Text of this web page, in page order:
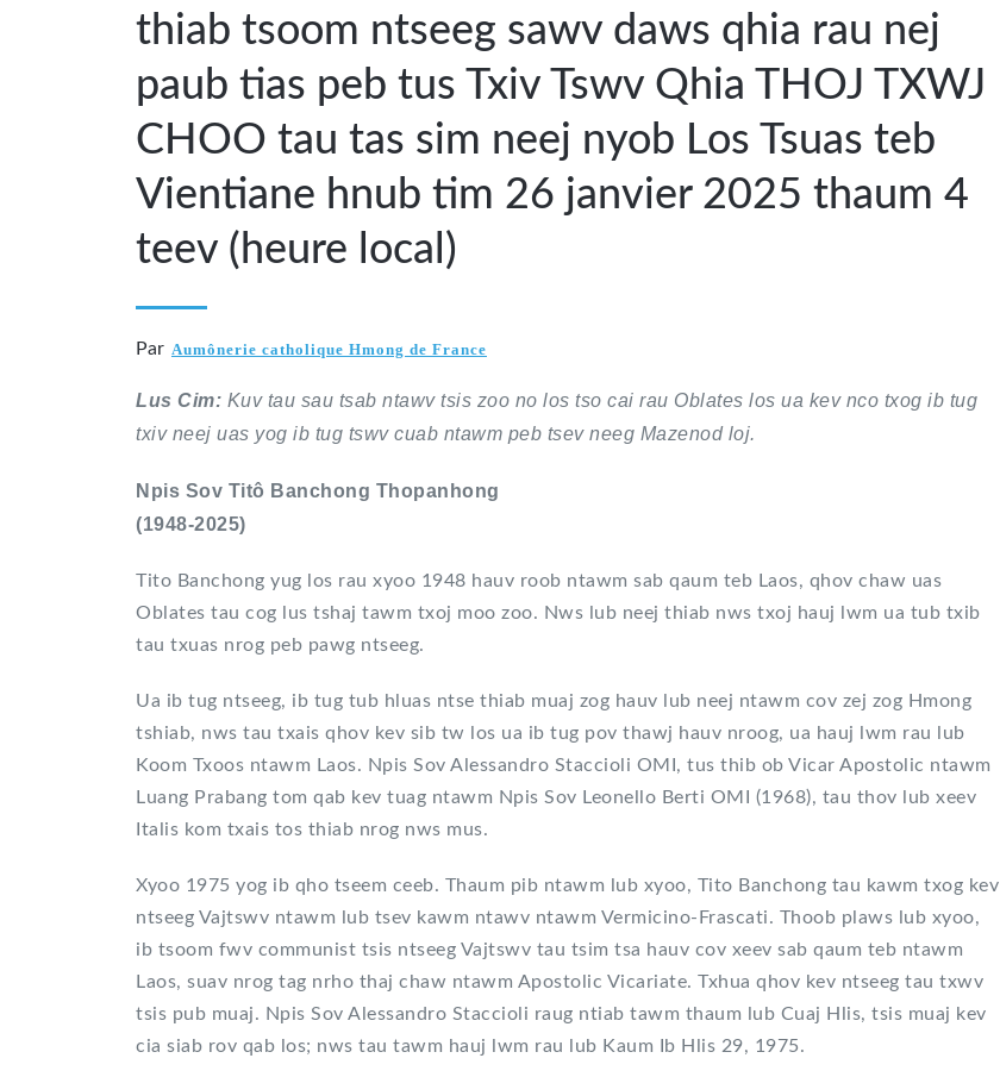
thiab tsoom ntseeg sawv daws qhia rau nej
paub tias peb tus Txiv Tswv Qhia THOJ TXWJ
CHOO tau tas sim neej nyob Los Tsuas teb
Vientiane hnub tim 26 janvier 2025 thaum 4
teev (heure local)
Par Aumônerie catholique Hmong de France
Lus Cim: Kuv tau sau tsab ntawv tsis zoo no los tso cai rau Oblates los ua kev nco txog ib tug
txiv neej uas yog ib tug tswv cuab ntawm peb tsev neeg Mazenod loj.
Npis Sov Titô Banchong Thopanhong
(1948-2025)
Tito Banchong yug los rau xyoo 1948 hauv roob ntawm sab qaum teb Laos, qhov chaw uas
Oblates tau cog lus tshaj tawm txoj moo zoo. Nws lub neej thiab nws txoj hauj lwm ua tub txib
tau txuas nrog peb pawg ntseeg.
Ua ib tug ntseeg, ib tug tub hluas ntse thiab muaj zog hauv lub neej ntawm cov zej zog Hmong
tshiab, nws tau txais qhov kev sib tw los ua ib tug pov thawj hauv nroog, ua hauj lwm rau lub
Koom Txoos ntawm Laos. Npis Sov Alessandro Staccioli OMI, tus thib ob Vicar Apostolic ntawm
Luang Prabang tom qab kev tuag ntawm Npis Sov Leonello Berti OMI (1968), tau thov lub xeev
Italis kom txais tos thiab nrog nws mus.
Xyoo 1975 yog ib qho tseem ceeb. Thaum pib ntawm lub xyoo, Tito Banchong tau kawm txog kev
ntseeg Vajtswv ntawm lub tsev kawm ntawv ntawm Vermicino-Frascati. Thoob plaws lub xyoo,
ib tsoom fwv communist tsis ntseeg Vajtswv tau tsim tsa hauv cov xeev sab qaum teb ntawm
Laos, suav nrog tag nrho thaj chaw ntawm Apostolic Vicariate. Txhua qhov kev ntseeg tau txwv
tsis pub muaj. Npis Sov Alessandro Staccioli raug ntiab tawm thaum lub Cuaj Hlis, tsis muaj kev
cia siab rov qab los; nws tau tawm hauj lwm rau lub Kaum Ib Hlis 29, 1975.